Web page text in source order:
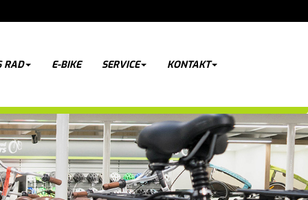
RAD E-BIKE SERVICE KONTAKT